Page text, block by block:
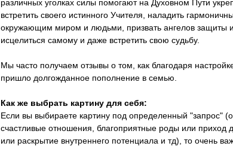
различных уголках силы помогают на Духовном Пути
встретить своего истинного Учителя, наладить
окружающим миром и людьми, призвать ангелов защиты и
исцелиться самому и даже встретить свою судьбу.
Мы часто получаем отзывы о том, как благодаря
пришло долгожданное пополнение в семью.
Как же выбрать картину для себя:
Если вы выбираете картину под определенный "запрос"
счастливые отношения, благоприятные роды или приход
или раскрытие внутреннего потенциала и тд), то очень